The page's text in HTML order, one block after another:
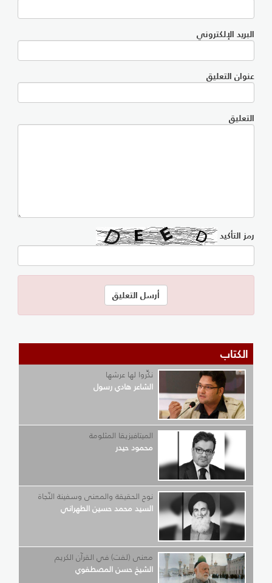
البريد الإلكتروني
عنوان التعليق
التعليق
رمز التأكيد
الكتاب
نكِّروا لها عرشها
الشاعر هادي رسول
الميتافيزيقا المثلومة
محمود حيدر
نوح الحقيقة والمعنى وسفينة النّجاة
السيد محمد حسين الطهراني
معنى (لفت) في القرآن الكريم
الشيخ حسن المصطفوي